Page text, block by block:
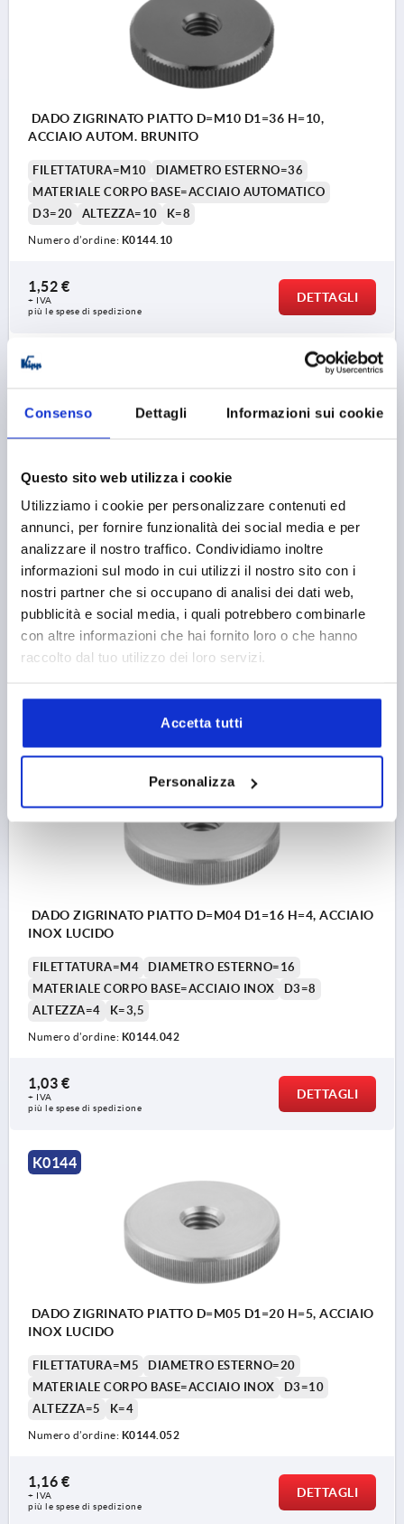
Consenso Dettagli Informazioni sui cookie
Questo sito web utilizza i cookie
Utilizziamo i cookie per personalizzare contenuti ed
annunci, per fornire funzionalità dei social media e per
analizzare il nostro traffico. Condividiamo inoltre
informazioni sul modo in cui utilizzi il nostro sito con i
nostri partner che si occupano di analisi dei dati web,
pubblicità e social media, i quali potrebbero combinarle
con altre informazioni che hai fornito loro o che hanno
raccolto dal tuo utilizzo dei loro servizi.
Accetta tutti
Personalizza
DADO ZIGRINATO PIATTO D=M10 D1=36 H=10,
ACCIAIO AUTOM. BRUNITO
FILETTATURA=M10
DIAMETRO ESTERNO=36
MATERIALE CORPO BASE=ACCIAIO AUTOMATICO
D3=20
ALTEZZA=10 K=8
Numero d’ordine: K0144.10
1,52 €
+ IVA
più le spese di spedizione
DETTAGLI
K0144
DADO ZIGRINATO PIATTO D=M12 D1=36 H=10,
ACCIAIO AUTOM. BRUNITO
FILETTATURA=M12
DIAMETRO ESTERNO=36
MATERIALE CORPO BASE=ACCIAIO AUTOMATICO
D3=20
ALTEZZA=10 K=8
Numero d’ordine:K0144.12
+ IVA
DETTAGLI
DADO ZIGRINATO PIATTO D=M04 D1=16 H=4, ACCIAIO
INOX LUCIDO
FILETTATURA=M4
DIAMETRO ESTERNO=16
MATERIALE CORPO BASE=ACCIAIO INOX
D3=8
ALTEZZA=4
K=3,5
Numero d’ordine: K0144.042
1,03 €
+ IVA
più le spese di spedizione
DETTAGLI
K0144
DADO ZIGRINATO PIATTO D=M05 D1=20 H=5, ACCIAIO
INOX LUCIDO
FILETTATURA=M5
DIAMETRO ESTERNO=20
MATERIALE CORPO BASE=ACCIAIO INOX
D3=10
ALTEZZA=5
K=4
Numero d’ordine: K0144.052
1,16 €
+ IVA
più le spese di spedizione
DETTAGLI